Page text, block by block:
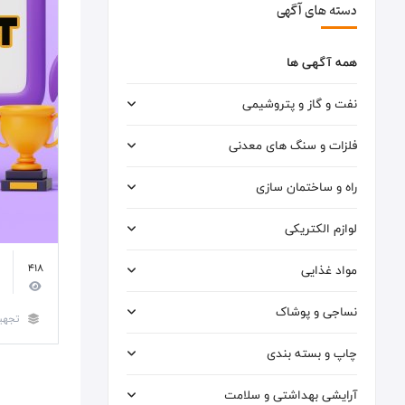
دسته های آگهی
همه آگهی ها
نفت و گاز و پتروشیمی
فلزات و سنگ های معدنی
راه و ساختمان سازی
لوازم الکتریکی
مواد غذایی
نساجی و پوشاک
چاپ و بسته بندی
آرایشی بهداشتی و سلامت
418